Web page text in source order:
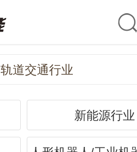
轨道交通行业
新能源行业